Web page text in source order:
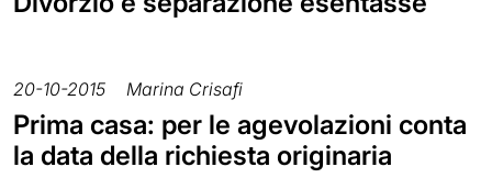
20-10-2015 Marina Crisafi
Prima casa: per le agevolazioni conta
la data della richiesta originaria